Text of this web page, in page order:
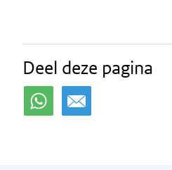
Deel deze pagina